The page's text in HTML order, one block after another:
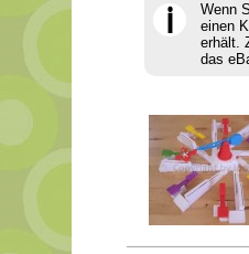
ℹ
Wenn
einen
erhält.
das